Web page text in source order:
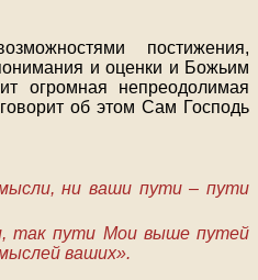
постижения,
и оценки и Божьим
огромная непреодолимая
об этом Сам Господь
ни ваши пути – пути
так пути Мои выше путей
ваших».